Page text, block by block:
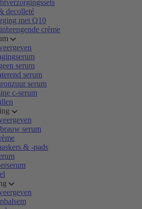
decolleté
met Q10
crème
serum
serum
serum
c-serum
serum
& -pads